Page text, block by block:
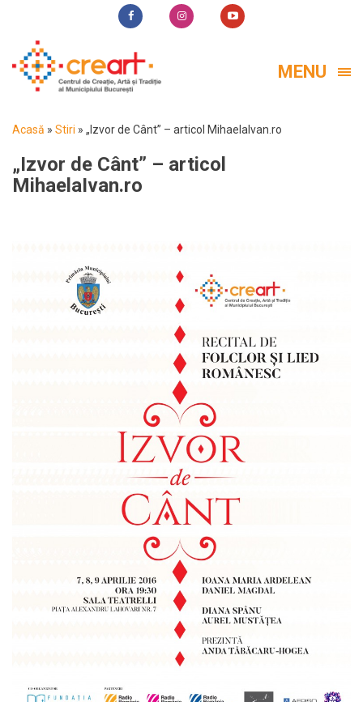
MENU
Acasă » Stiri » „Izvor de Cânt” – articol MihaelaIvan.ro
„Izvor de Cânt” – articol
MihaelaIvan.ro